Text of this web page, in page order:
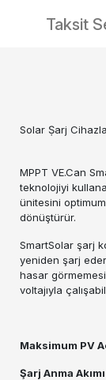
Taksit
Solar Ṣarj
MPPT VE.Can
teknolojiyi
ünitesini
dönüştürür.
SmartSolar şarj
yeniden şarj
hasar
voltajıyla
Maksimum PV
Şarj Anma